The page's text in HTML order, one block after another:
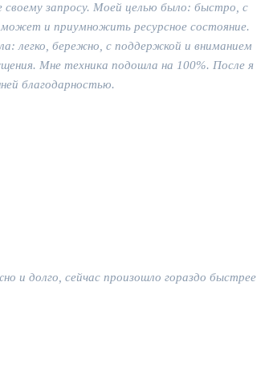
своему запросу. Моей целью было: быстро, с
и приумножить ресурсное состояние.
легко, бережно, с поддержкой и вниманием
Мне техника подошла на 100%. После я
благодарностью.
и долго, сейчас произошло гораздо быстрее